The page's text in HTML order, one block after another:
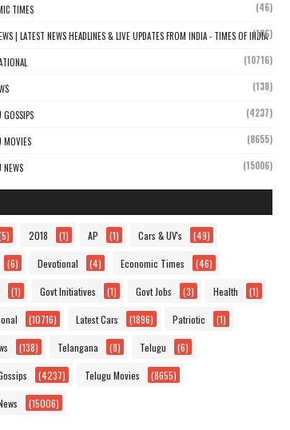
TIMES (46)
| LATEST NEWS HEADLINES & LIVE UPDATES FROM INDIA - TIMES OF INDIA
(106)
(10716)
(138)
GOSSIPS (4237)
MOVIES (8655)
NEWS (15006)
2018 (1) AP (1) Cars & UV's (49)
(6) Devotional (4) Economic Times (46)
(1) Govt Initiatives (1) Govt Jobs (3) Health (1)
(10716) Latest Cars (1896) Patriotic (1)
(138) Telangana (8) Telugu (6)
(4237) Telugu Movies (8655)
(15006)